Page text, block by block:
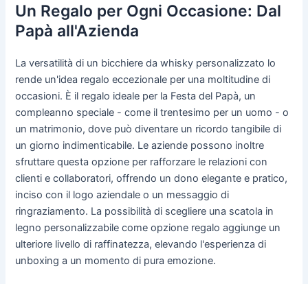
Un Regalo per Ogni Occasione: Dal
Papà all'Azienda
La versatilità di un bicchiere da whisky personalizzato lo
rende un'idea regalo eccezionale per una moltitudine di
occasioni. È il regalo ideale per la Festa del Papà, un
compleanno speciale - come il trentesimo per un uomo - o
un matrimonio, dove può diventare un ricordo tangibile di
un giorno indimenticabile. Le aziende possono inoltre
sfruttare questa opzione per rafforzare le relazioni con
clienti e collaboratori, offrendo un dono elegante e pratico,
inciso con il logo aziendale o un messaggio di
ringraziamento. La possibilità di scegliere una scatola in
legno personalizzabile come opzione regalo aggiunge un
ulteriore livello di raffinatezza, elevando l'esperienza di
unboxing a un momento di pura emozione.